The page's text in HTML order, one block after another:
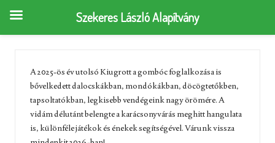
A 2025-ös év utolsó Kiugrott a gombóc foglalkozása is
bővelkedett dalocskákban, mondókákban, döcögtetőkben,
tapsoltatókban, legkisebb vendégeink nagy örömére. A
vidám délutánt belengte a karácsonyvárás meghitt hangulata
is, különféle játékok és énekek segítségével. Várunk vissza
Szekeres László Alapítvány